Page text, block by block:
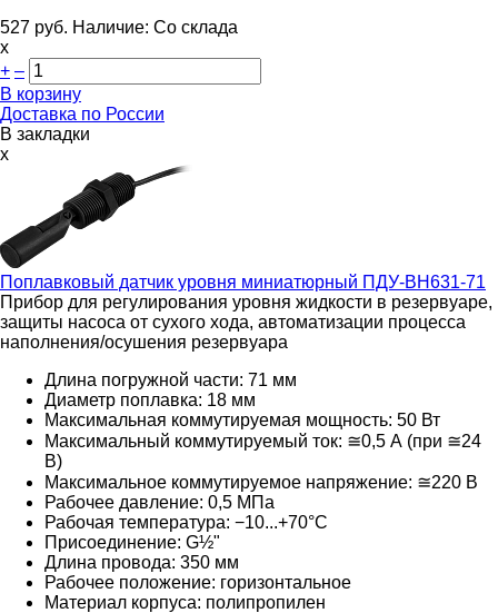
527 руб. Наличие: Со склада
х
+ –
В корзину
Доставка по России
В закладки
x
Поплавковый датчик уровня миниатюрный ПДУ-ВН631-71
Прибор для регулирования уровня жидкости в резервуаре,
защиты насоса от сухого хода, автоматизации процесса
наполнения/осушения резервуара
Длина погружной части: 71 мм
Диаметр поплавка: 18 мм
Максимальная коммутируемая мощность: 50 Вт
Максимальный коммутируемый ток: ≅0,5 А (при ≅24
В)
Максимальное коммутируемое напряжение: ≅220 В
Рабочее давление: 0,5 МПа
Рабочая температура: −10...+70°С
Присоединение: G½"
Длина провода: 350 мм
Рабочее положение: горизонтальное
Материал корпуса: полипропилен